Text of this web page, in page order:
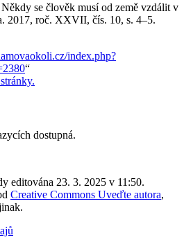
se člověk musí od země vzdálit v
2017, roč. XXVII, čís. 10, s. 4–5.
index.php?
“
dostupná.
editována 23. 3. 2025 v 11:50.
Creative Commons Uveďte autora,